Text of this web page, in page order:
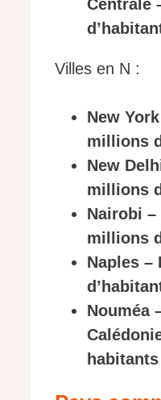
Centrale
Villes en N :
New
millions
New
millions
Nairobi –
millions
Naples –
Nouméa
habitants